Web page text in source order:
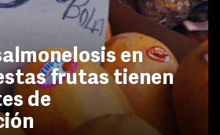
en
frutas tienen
de